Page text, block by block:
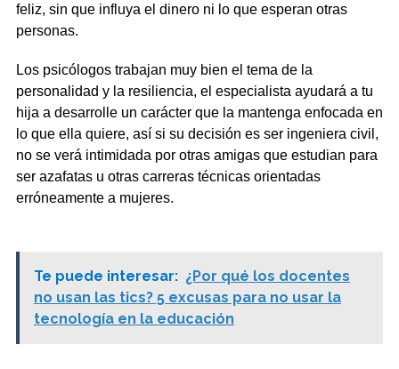
feliz, sin que influya el dinero ni lo que esperan otras
personas.
Los psicólogos trabajan muy bien el tema de la
personalidad y la resiliencia, el especialista ayudará a tu
hija a desarrolle un carácter que la mantenga enfocada en
lo que ella quiere, así si su decisión es ser ingeniera civil,
no se verá intimidada por otras amigas que estudian para
ser azafatas u otras carreras técnicas orientadas
erróneamente a mujeres.
Te puede interesar: ¿Por qué los docentes
no usan las tics? 5 excusas para no usar la
tecnología en la educación